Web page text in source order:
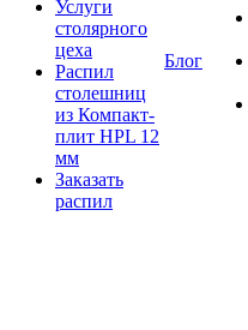
Услуги
столярного
цеха
Распил
столешниц
из Компакт-
плит HPL 12
мм
Заказать
распил
Блог